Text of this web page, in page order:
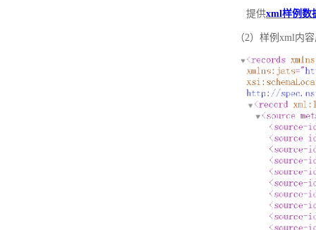
提供xml样例数
（2）样例xml内